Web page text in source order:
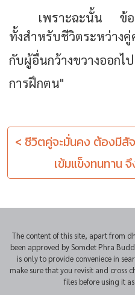
เพราะฉะนั้น ข้อ
ทั้งสำหรับชีวิตระหว่าง
กับผู้อื่นกว้างขวางออก
การฝึกตน"
< ชีวิตคู่จะมั่นคง ต้องมีสั
เข้มแข็งทนทาน
The content of this site, apart from
been approved by Somdet Phra
is only to provide conveniece in
make sure that you revisit and cross
files before using it